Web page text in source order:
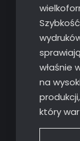
właśnie
na
który